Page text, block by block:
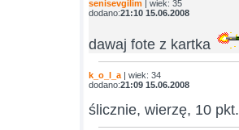
senisevgilim | wiek: 35
dodano:21:10 15.06.2008
dawaj fote z kartka
k_o_l_a | wiek: 34
dodano:21:09 15.06.2008
ślicznie, wierzę, 10 pkt.